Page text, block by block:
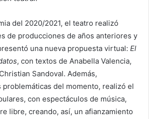
del 2020/2021, el teatro realizó
de producciones de años anteriores y
una nueva propuesta virtual: El
, con textos de Anabella Valencia,
Sandoval. Además,
problemáticas del momento, realizó el
con espectáculos de música,
libre, creando, así, un afianzamiento